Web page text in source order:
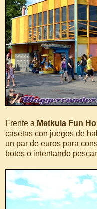
Frente a Metkula Fun
casetas con juegos de
un par de euros para
botes o intentando